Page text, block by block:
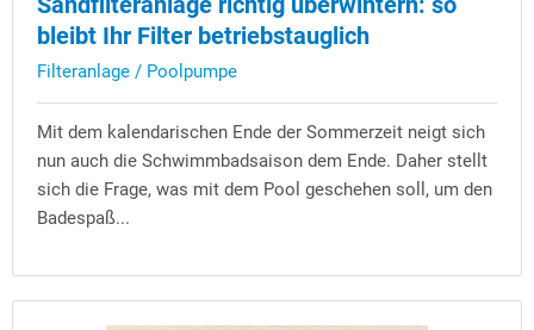
bleibt Ihr Filter betriebstauglich
Filteranlage / Poolpumpe
Mit dem kalendarischen Ende der Sommerzeit neigt sich
nun auch die Schwimmbadsaison dem Ende. Daher stellt
sich die Frage, was mit dem Pool geschehen soll, um den
Badespaß...